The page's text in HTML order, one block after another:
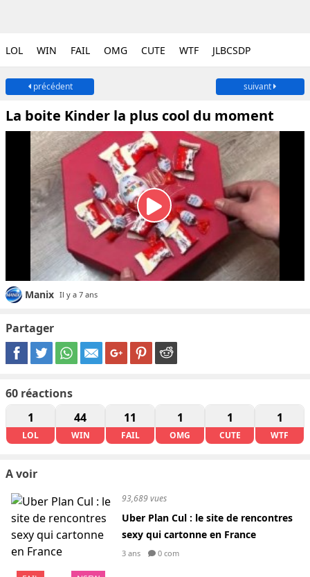
LOL WIN FAIL OMG CUTE WTF JLBCSDP
précédent suivant
La boite Kinder la plus cool du moment
Manix Il y a 7 ans
Partager
60 réactions
1
LOL
44
WIN
11
FAIL
1
OMG
1
CUTE
1
WTF
A voir
93,689 vues
Uber Plan Cul : le site de rencontres
sexy qui cartonne en France
3 ans 0 com